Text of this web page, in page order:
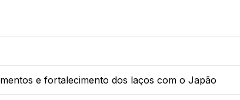
e fortalecimento dos laços com o Japão